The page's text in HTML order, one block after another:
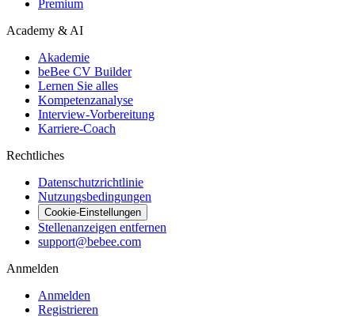
Premium
Academy & AI
Akademie
beBee CV Builder
Lernen Sie alles
Kompetenzanalyse
Interview-Vorbereitung
Karriere-Coach
Rechtliches
Datenschutzrichtlinie
Nutzungsbedingungen
Cookie-Einstellungen
Stellenanzeigen entfernen
support@bebee.com
Anmelden
Anmelden
Registrieren